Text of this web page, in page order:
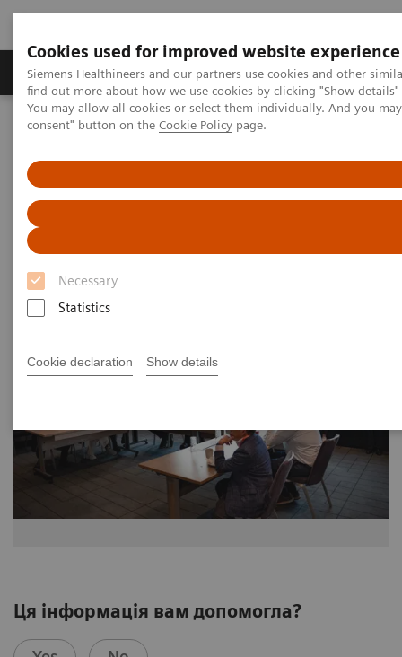
Cookies used for improved website experience
Siemens Healthineers and our partners use cookies and other
find out more about how we use cookies by clicking "Show
You may allow all cookies or select them individually. And you
consent" button on the Cookie Policy page.
Necessary
Statistics
Cookie declaration Show details
Продукція та сервіси Клінічні галузі
Домашня
Медична візуалізація
MI World Summit 2026 Moments
Image 89
Image 89
Ця інформація вам допомогла?